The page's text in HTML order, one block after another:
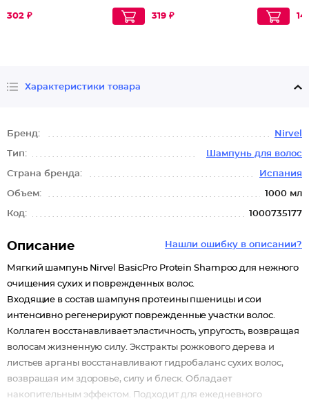
302 ₽ 319 ₽
Характеристики товара
Бренд: Nirvel
Тип: Шампунь для волос
Страна бренда: Испания
Объем: 1000 мл
Код: 1000735177
Нашли ошибку в описании?
Описание
Мягкий шампунь Nirvel BasicPro Protein Shampoo для нежного
очищения сухих и поврежденных волос.
Входящие в состав шампуня протеины пшеницы и сои
интенсивно регенерируют поврежденные участки волос.
Коллаген восстанавливает эластичность, упругость, возвращая
волосам жизненную силу. Экстракты рожкового дерева и
листьев арганы восстанавливают гидробаланс сухих волос,
возвращая им здоровье, силу и блеск. Обладает
накопительным эффектом. Подходит для ежедневного